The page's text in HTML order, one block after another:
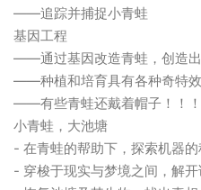
——追踪并捕捉小青蛙
基因工程
——通过基因改造青蛙，创造
——种植和培育具有各种奇特
——有些青蛙还戴着帽子！！！
小青蛙，大池塘
- 在青蛙的帮助下，探索机器
- 穿梭于现实与梦境之间，解开